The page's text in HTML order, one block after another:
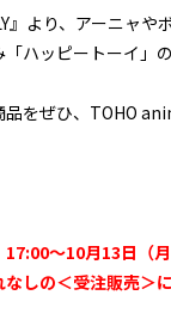
』より、アーニャや
ハッピートーイ」
品をぜひ、TOHO
～10月13日（
しの＜受注販売＞